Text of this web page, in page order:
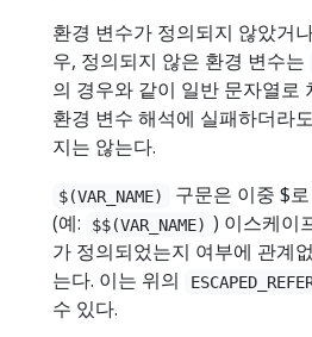
환경 변수가 정의되지 않았거
우, 정의되지 않은 환경 변수는
의 경우와 같이 일반 문자열로
환경 변수 해석에 실패하더라
지는 않는다.
$(VAR_NAME)
구문은 이중 $
(예:
$$(VAR_NAME) ) 이스케이
가 정의되었는지 여부에 관계
는다. 이는 위의
수 있다.